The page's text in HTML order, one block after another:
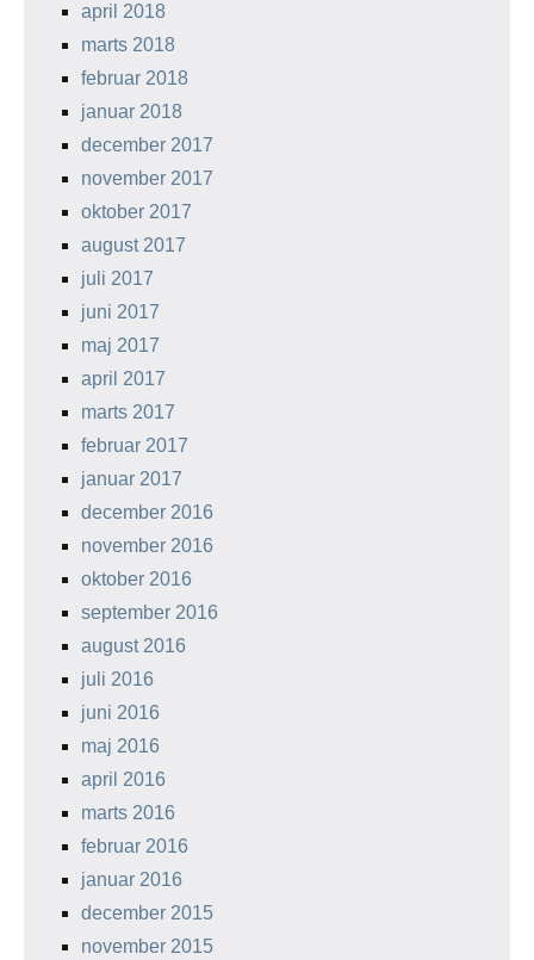
april 2018
marts 2018
februar 2018
januar 2018
december 2017
november 2017
oktober 2017
august 2017
juli 2017
juni 2017
maj 2017
april 2017
marts 2017
februar 2017
januar 2017
december 2016
november 2016
oktober 2016
september 2016
august 2016
juli 2016
juni 2016
maj 2016
april 2016
marts 2016
februar 2016
januar 2016
december 2015
november 2015